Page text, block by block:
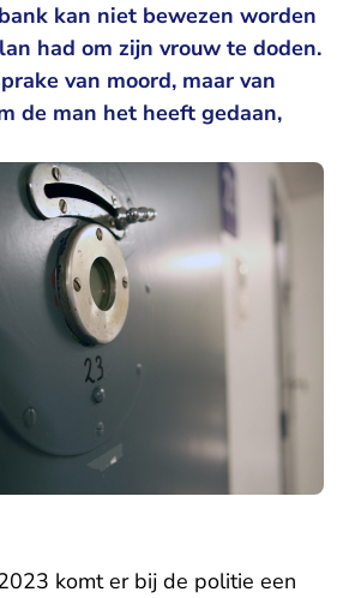
kan niet bewezen worden
had om zijn vrouw te doden.
van moord, maar van
de man het heeft gedaan,
komt er bij de politie een